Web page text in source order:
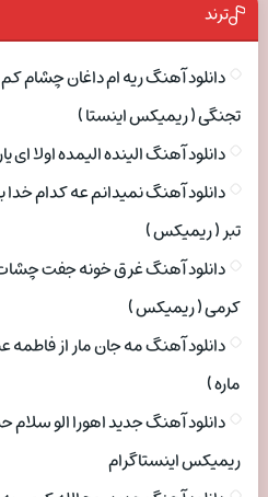
ترند
دانلود آهنگ ریه ام داغان چشام
تجنگی ( ریمیکس اینستا )
دانلود آهنگ الینده الیمده اولا
دانلود آهنگ نمیدانم عه کدام خدا
تبر ( ریمیکس )
دانلود آهنگ غرق خونه جفت
کرمی ( ریمیکس )
دانلود آهنگ مه جان مار از
ماره )
دانلود آهنگ جدید اهورا الو
ریمیکس اینستاگرام